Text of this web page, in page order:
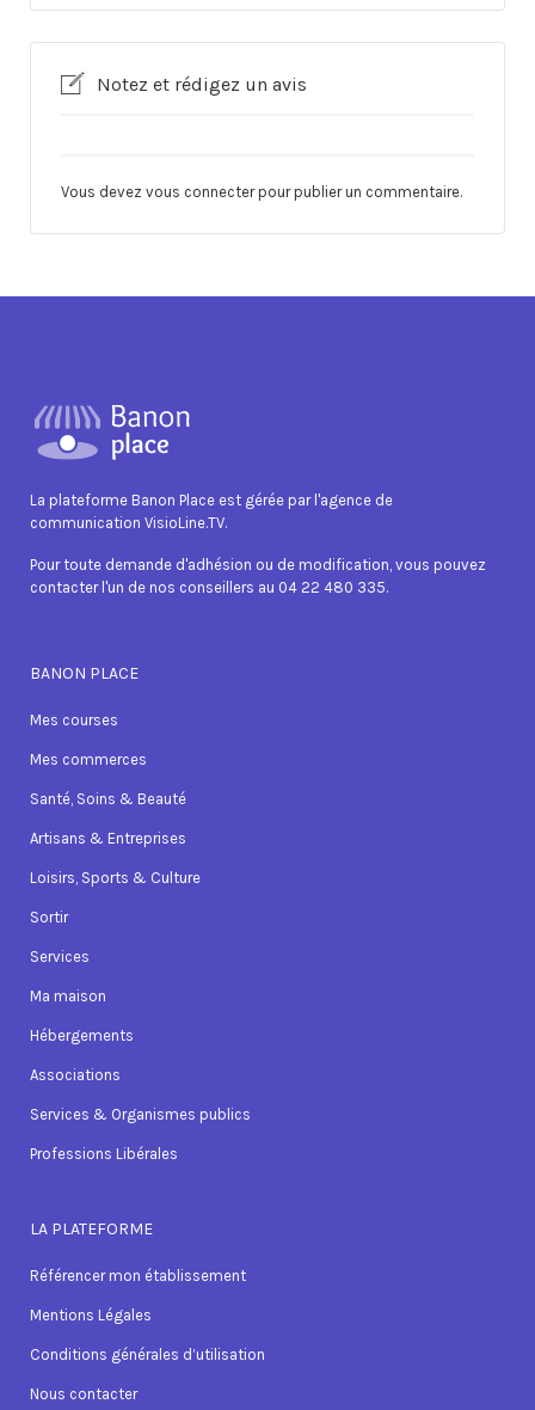
Notez et rédigez un avis
Vous devez vous connecterpour publier un commentaire.
La plateforme Banon Place est gérée par l'agence de
communication VisioLine.TV.
Pour toute demande d'adhésion ou de modification, vous pouvez
contacter l'un de nos conseillers au 04 22 480 335.
BANON PLACE
Mes courses
Mes commerces
Santé, Soins & Beauté
Artisans & Entreprises
Loisirs, Sports & Culture
Sortir
Services
Ma maison
Hébergements
Associations
Services & Organismes publics
Professions Libérales
LA PLATEFORME
Référencer mon établissement
Mentions Légales
Conditions générales d’utilisation
Nous contacter